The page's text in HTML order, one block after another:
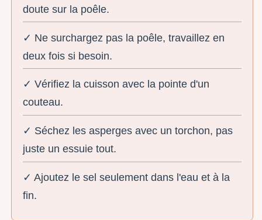
doute sur la poêle.
✓ Ne surchargez pas la poêle, travaillez en
deux fois si besoin.
✓ Vérifiez la cuisson avec la pointe d'un
couteau.
✓ Séchez les asperges avec un torchon, pas
juste un essuie tout.
✓ Ajoutez le sel seulement dans l'eau et à la
fin.